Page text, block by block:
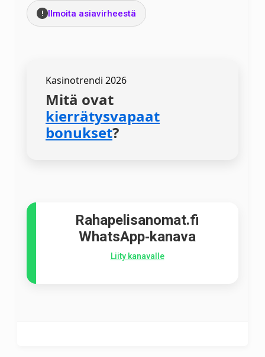
! Ilmoita asiavirheestä
Kasinotrendi 2026
Mitä ovat
kierrätysvapaat
bonukset?
Rahapelisanomat.fi
WhatsApp‑kanava
Liity kanavalle